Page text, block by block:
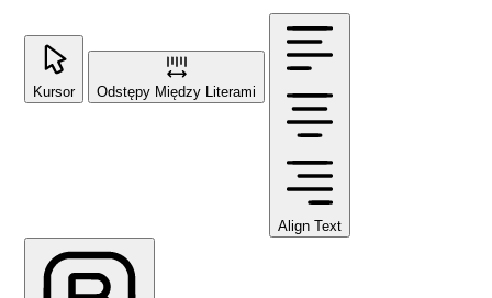
Kursor Odstępy Między Literami
Align Text